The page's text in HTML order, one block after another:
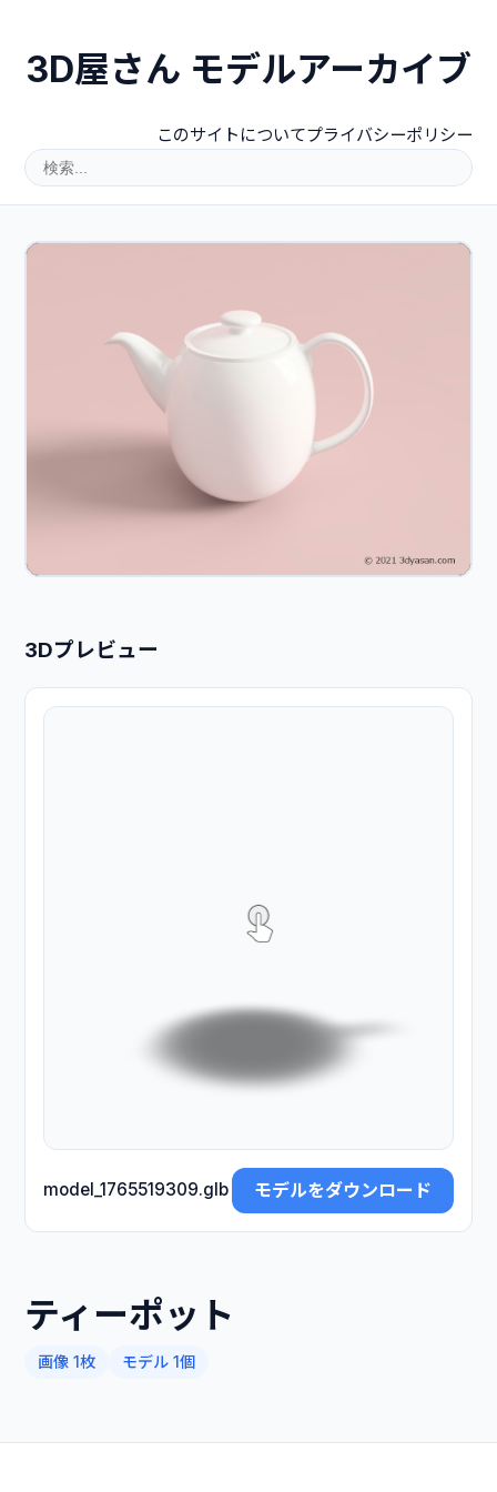
3D屋さん モデルアーカイブ
このサイトについてプライバシーポリシー
3Dプレビュー
model_1765519309.glb モデルをダウンロード
ティーポット
画像 1枚 モデル 1個